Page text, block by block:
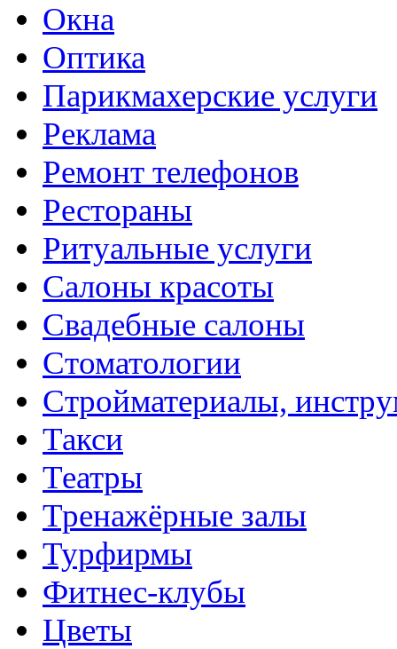
Окна
Оптика
Парикмахерские услуги
Реклама
Ремонт телефонов
Рестораны
Ритуальные услуги
Салоны красоты
Свадебные салоны
Стоматологии
Стройматериалы,
Такси
Театры
Тренажёрные залы
Турфирмы
Фитнес-клубы
Цветы